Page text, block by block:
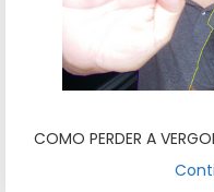
COMO PERDER A